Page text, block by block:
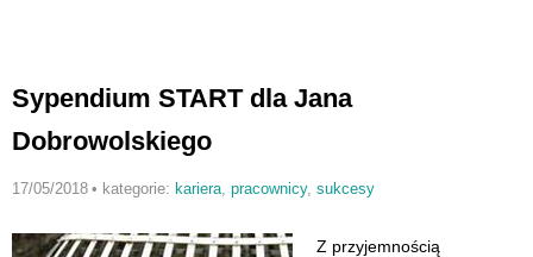
Sypendium START dla Jana
Dobrowolskiego
17/05/2018 • kategorie: kariera, pracownicy, sukcesy
Z przyjemnością